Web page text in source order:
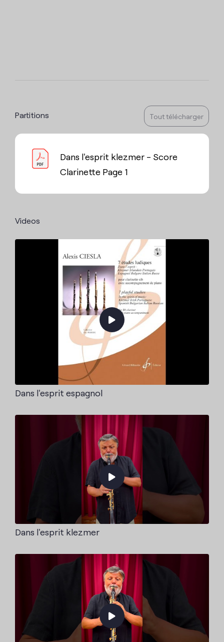
Partitions Tout télécharger
Dans l'esprit klezmer - Score
Clarinette Page 1
Videos
Dans l'esprit espagnol
Dans l'esprit klezmer